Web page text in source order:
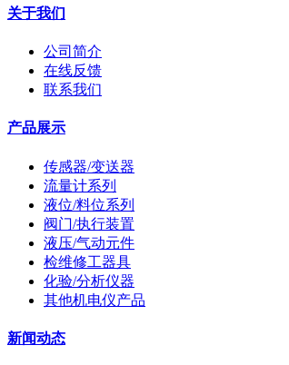
关于我们
公司简介
在线反馈
联系我们
产品展示
传感器/变送器
流量计系列
液位/料位系列
阀门/执行装置
液压/气动元件
检维修工器具
化验/分析仪器
其他机电仪产品
新闻动态